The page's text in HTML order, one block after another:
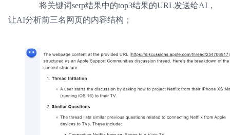
将关键词serp结果中的top3结果的URL发送给AI，
让AI分析前三名网页的内容结构；